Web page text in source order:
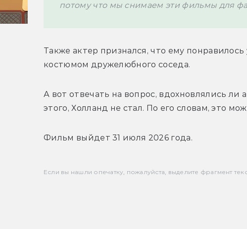
потому что мы снимаем эти фильмы для
Также актер признался, что ему
костюмом дружелюбного соседа.
А вот отвечать на вопрос, вдохновлялись
этого, Холланд не стал. По его словам, это
Фильм выйдет 31 июля 2026 года.
Если вы нашли опечатку, пожалуйста, выделите фрагмент